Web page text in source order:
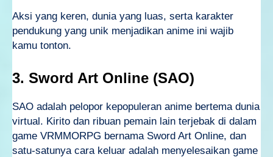
Aksi yang keren, dunia yang luas, serta karakter
pendukung yang unik menjadikan anime ini wajib
kamu tonton.
3. Sword Art Online (SAO)
SAO adalah pelopor kepopuleran anime bertema dunia
virtual. Kirito dan ribuan pemain lain terjebak di dalam
game VRMMORPG bernama Sword Art Online, dan
satu-satunya cara keluar adalah menyelesaikan game